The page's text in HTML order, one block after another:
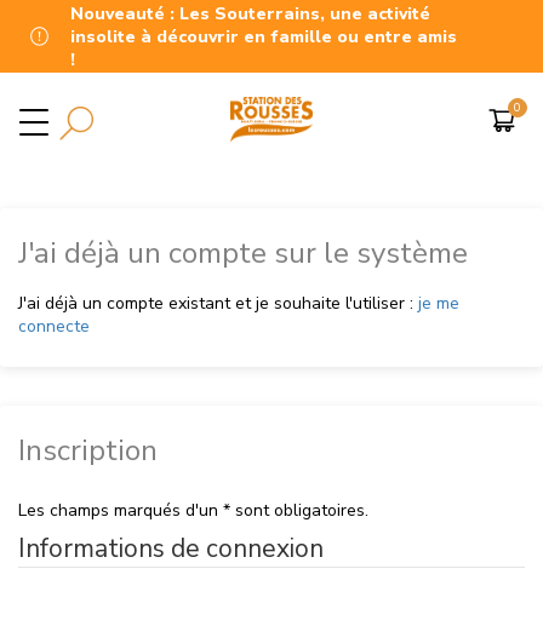
Nouveauté : Les Souterrains, une activité
insolite à découvrir en famille ou entre amis
!
J'ai déjà un compte sur le système
J'ai déjà un compte existant et je souhaite l'utiliser : je me
connecte
Inscription
Les champs marqués d'un * sont obligatoires.
Informations de connexion